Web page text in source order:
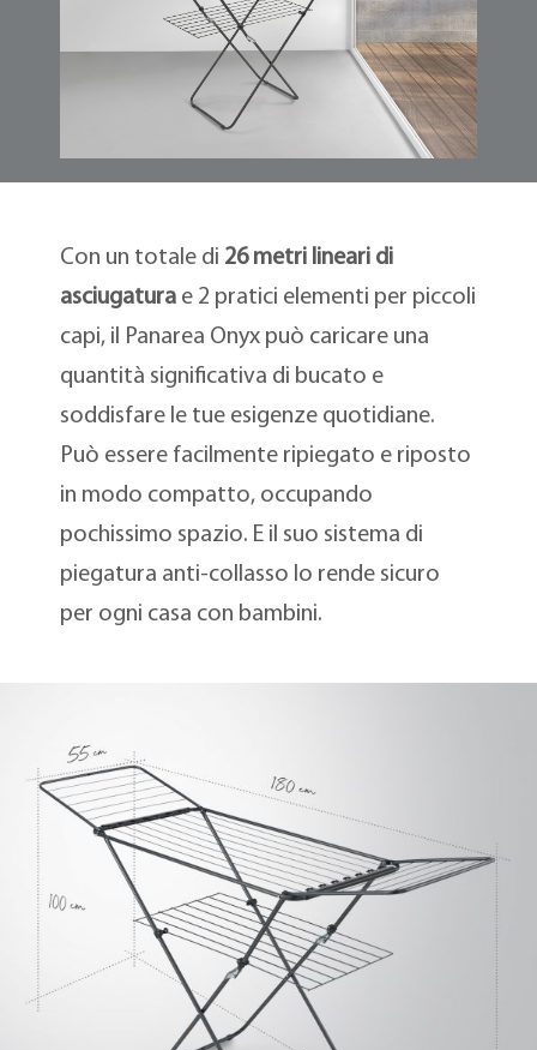
Con un totale di 26 metri lineari di
asciugaturae 2 pratici elementi per piccoli
capi, il Panarea Onyx può caricare una
quantità significativa di bucato e
soddisfare le tue esigenze quotidiane.
Può essere facilmente ripiegato e riposto
in modo compatto, occupando
pochissimo spazio. E il suo sistema di
piegatura anti-collasso lo rende sicuro
per ogni casa con bambini.